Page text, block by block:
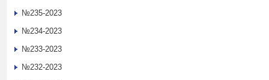
№235-2023
№234-2023
№233-2023
№232-2023